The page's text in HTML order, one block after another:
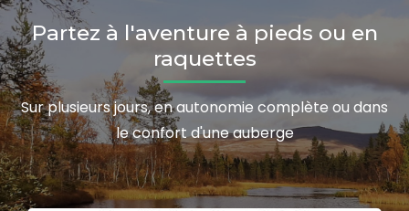
Partez à l'aventure à pieds ou en
raquettes
Sur plusieurs jours, en autonomie complète ou dans
le confort d'une auberge